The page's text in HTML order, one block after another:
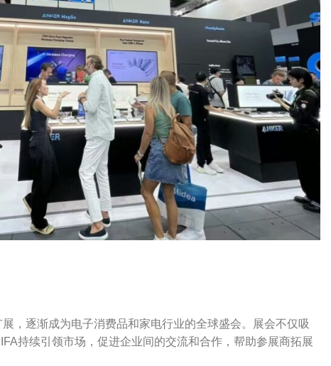
，逐渐成为电子消费品和家电行业的全球盛会。展会不仅吸
持续引领市场，促进企业间的交流和合作，帮助参展商拓展